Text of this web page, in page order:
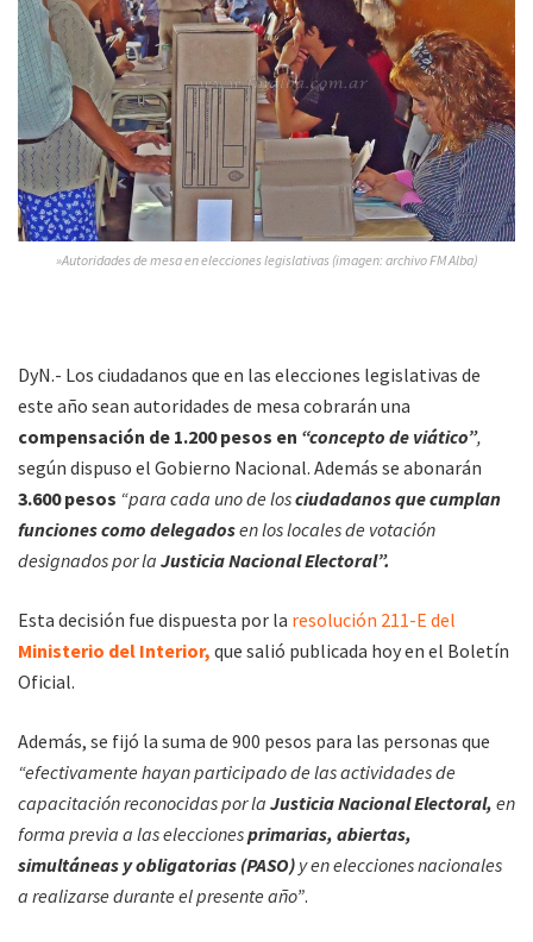
»Autoridades de mesa en elecciones legislativas (imagen: archivo FM Alba)
DyN.- Los ciudadanos que en las elecciones legislativas de
este año sean autoridades de mesa cobrarán una
compensación de 1.200 pesos en “concepto de viático”,
según dispuso el Gobierno Nacional. Además se abonarán
3.600 pesos “para cada uno de losciudadanos que cumplan
funciones como delegadosen los locales de votación
designados por la Justicia Nacional Electoral”.
Esta decisión fue dispuesta por la resolución 211-E del
Ministerio del Interior, que salió publicada hoy en el Boletín
Oficial.
Además, se fijó la suma de 900 pesos para las personas que
“efectivamente hayan participado de las actividades de
capacitación reconocidas por la Justicia Nacional Electoral, en
forma previa a las eleccionesprimarias, abiertas,
simultáneas y obligatorias (PASO) y en elecciones nacionales
a realizarse durante el presente año”.